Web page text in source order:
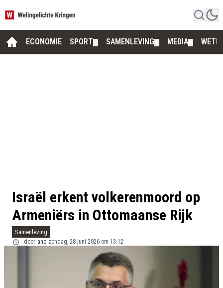
ECONOMIE SPORT SAMENLEVING MEDIA
Israël erkent volkerenmoord op
Armeniërs in Ottomaanse Rijk
Samenleving
door anp zondag, 28 juni 2026 om 13:12